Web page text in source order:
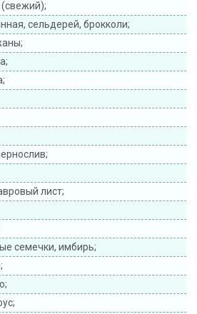
сельдерей, брокколи;
лист;
семечки, имбирь;